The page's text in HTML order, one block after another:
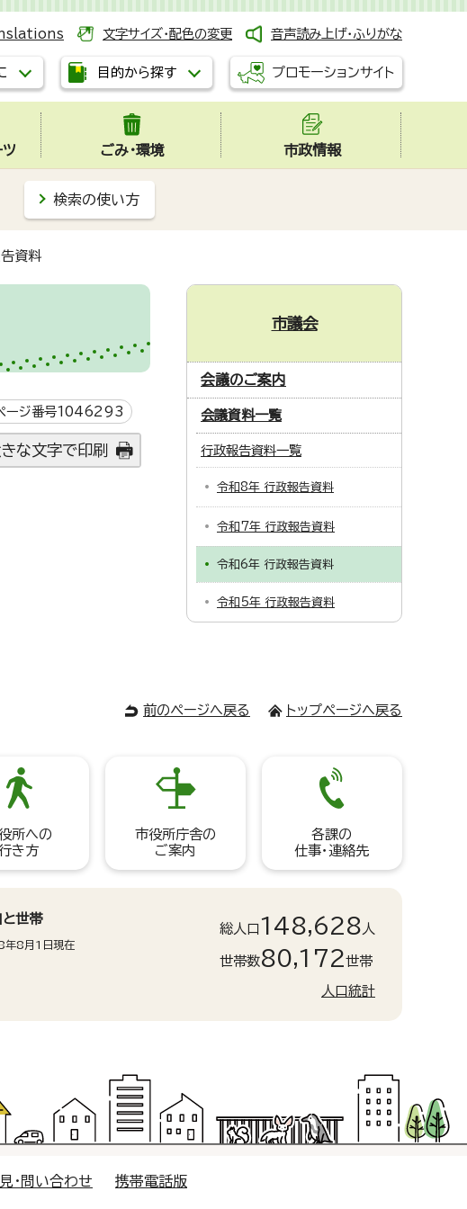
文字サイズ・配色の変更 音声読み上げ・ふりがな
目的から探す プロモーションサイト
ツ ごみ・環境 市政情報
検索の使い方
資料
ージ番号1046293
な文字で印刷
市議会
会議のご案内
会議資料一覧
行政報告資料一覧
令和8年 行政報告資料
令和7年 行政報告資料
令和6年 行政報告資料
令和5年 行政報告資料
前のページへ戻る トップページへ戻る
所への
き方
市役所庁舎の
ご案内
各課の
仕事・連絡先
と世帯
年8月1日現在
総人口 148,628 人
世帯数80,172世帯
人口統計
・問い合わせ 携帯電話版